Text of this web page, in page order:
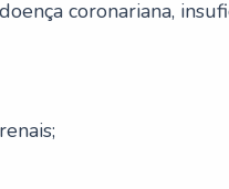
coronariana,